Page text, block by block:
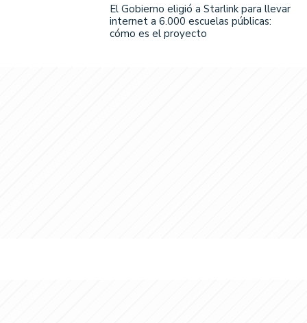
El Gobierno eligió a Starlink para llevar
internet a 6.000 escuelas públicas:
cómo es el proyecto